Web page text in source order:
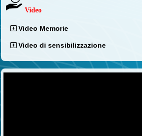
Video
Video Memorie
Video di sensibilizzazione